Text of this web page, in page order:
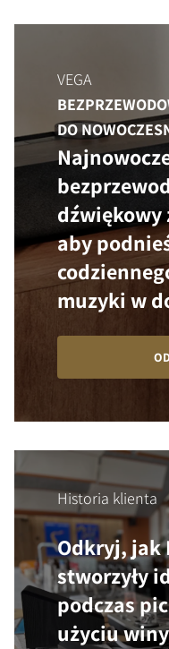
VEGA
DO
aby
muzyki w
Historia klienta
Odkryj, jak
stworzyły
podczas
użyciu